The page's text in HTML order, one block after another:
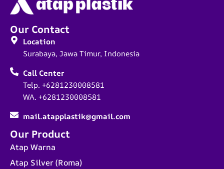
Our Product
Atap Warna
Atap Silver (Roma)
Our Contact
Location
Surabaya, Jawa Timur, Indonesia
Call Center
Telp. +6281230008581
WA. +6281230008581
mail.atapplastik@gmail.com